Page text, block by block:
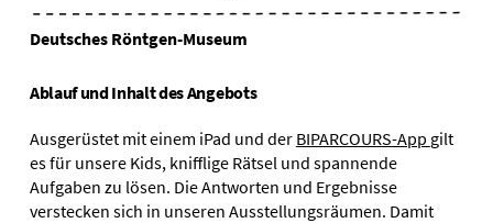
Deutsches Röntgen-Museum
Ablauf und Inhalt des Angebots
Ausgerüstet mit einem iPad und der BIPARCOURS-App gilt
es für unsere Kids, knifflige Rätsel und spannende
Aufgaben zu lösen. Die Antworten und Ergebnisse
verstecken sich in unseren Ausstellungsräumen. Damit